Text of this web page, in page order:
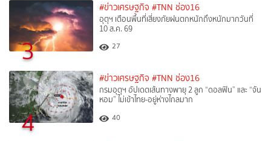
3
#ข่าวเศรษฐกิจ #TNN ช่อง16
อุตุฯ เตือนพื้นที่เสี่ยงภัยฝนตกหนักถึงหนักมากวันที่
10 ส.ค. 69
27
4
#ข่าวเศรษฐกิจ #TNN ช่อง16
กรมอุตุฯ อัปเดตเส้นทางพายุ 2 ลูก “ดอลฟิน” และ “จัน
หอม” ไม่เข้าไทย-อยู่ห่างไกลมาก
40